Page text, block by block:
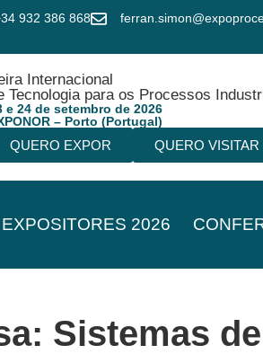
932 386 868
Internacional
Tecnologia para os Processos
e 24 de setembro de 2026
– Porto (Portugal)
QUERO EXPOR QUERO VISITAR
EXPOSITORES 2026
Sistemas